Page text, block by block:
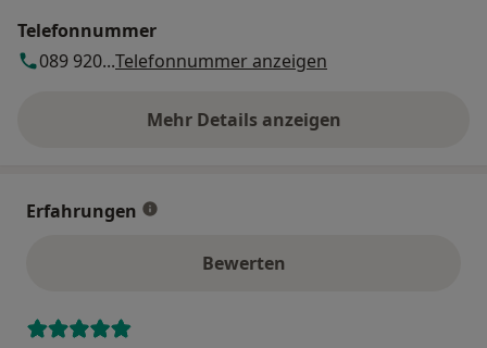
Telefonnummer
089 920...Telefonnummer anzeigen
Mehr Details anzeigen
über die Adresse
Erfahrungen
Bewerten